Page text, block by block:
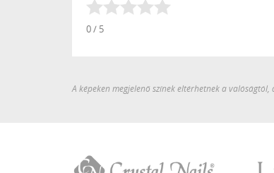
0 / 5
A képeken megjelenő színek eltérhetnek a